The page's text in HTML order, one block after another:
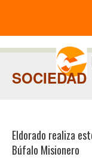
SOCIEDAD
Eldorado realiza
Búfalo Misionero